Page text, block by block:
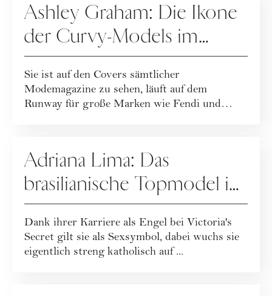
Ashley Graham: Die Ikone
der Curvy-Models im
Portrait
Sie ist auf den Covers sämtlicher
Modemagazine zu sehen, läuft auf dem
Runway für große Marken wie Fendi und
Adriana Lima: Das
brasilianische Topmodel im
Portrait
Dank ihrer Karriere als Engel bei Victoria's
Secret gilt sie als Sexsymbol, dabei wuchs sie
eigentlich streng katholisch auf ...